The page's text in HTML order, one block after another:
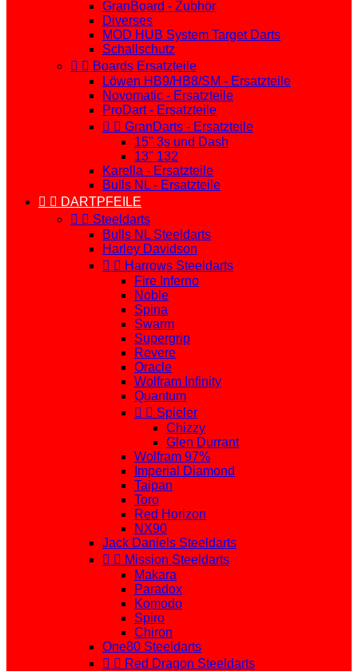
GranBoard - Zubhör
Diverses
MOD HUB System Target Darts
Schallschutz
  Boards Ersatzteile
Löwen HB9/HB8/SM - Ersatzteile
Novomatic - Ersatzteile
ProDart - Ersatzteile
  GranDarts - Ersatzteile
15" 3s und Dash
13" 132
Karella - Ersatzteile
Bulls NL - Ersatzteile
  DARTPFEILE
  Steeldarts
Bulls NL Steeldarts
Harley Davidson
  Harrows Steeldarts
Fire Inferno
Noble
Spina
Swarm
Supergrip
Revere
Oracle
Wolfram Infinity
Quantum
  Spieler
Chizzy
Glen Durrant
Wolfram 97%
Imperial Diamond
Taipan
Toro
Red Horizon
NX90
Jack Daniels Steeldarts
  Mission Steeldarts
Makara
Paradox
Komodo
Spiro
Chiron
One80 Steeldarts
  Red Dragon Steeldarts